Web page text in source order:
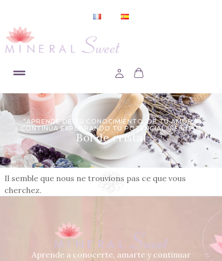
“APRENDE DE TU CONOCIMIENTO, DE TU AMOR Y
CONTINÚA EXPLORANDO TU POTENCIAL INFINITO”
Bol de cristal
Il semble que nous ne trouvions pas ce que vous
cherchez.
Aprende a conocerte, amarte y continuar